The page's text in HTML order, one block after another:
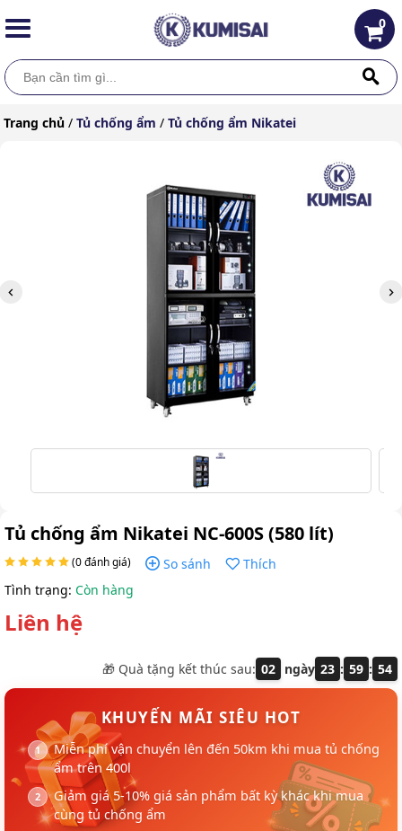
0
Trang chủ / Tủ chống ẩm / Tủ chống ẩm Nikatei
Tủ chống ẩm Nikatei NC-600S (580 lít)
(0 đánh giá) So sánh
Thích
Tình trạng: Còn hàng
Liên hệ
🎁 Quà tặng kết thúc sau: 02 ngày 23 : 59 : 54
KHUYẾN MÃI SIÊU HOT
Miễn phí vận chuyển lên đến 50km khi mua tủ chống
ẩm trên 400l
Giảm giá 5-10% giá sản phẩm bất kỳ khác khi mua
cùng tủ chống ẩm